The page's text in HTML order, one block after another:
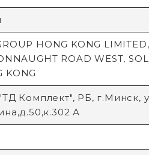
HONG KONG
ROAD WEST,
KONG
Комплект", РБ, г.Минск,
А